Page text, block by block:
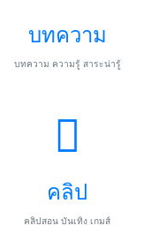
บทความ
บทความ ความรู้ สาระน่ารู้
คลิป
คลิปสอน บันเทิง เกมส์